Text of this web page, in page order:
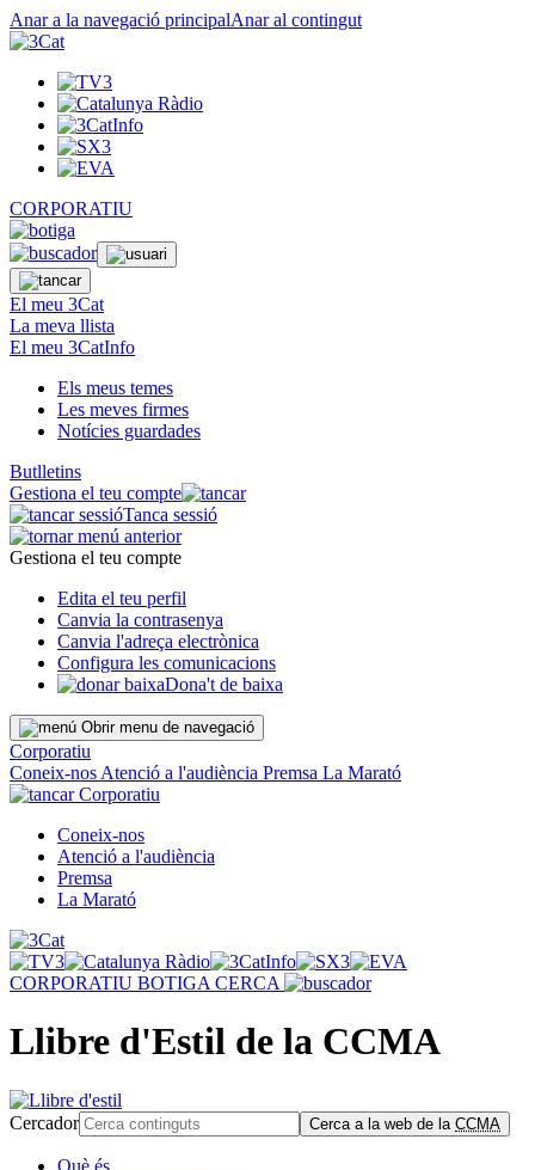
Anar a la navegació principalAnar al contingut
CORPORATIU
El meu 3Cat
La meva llista
El meu 3CatInfo
Els meus temes
Les meves firmes
Notícies guardades
Butlletins
Gestiona el teu compte
Tanca sessió
Gestiona el teu compte
Edita el teu perfil
Canvia la contrasenya
Canvia l'adreça electrònica
Configura les comunicacions
Dona't de baixa
Obrir menu de navegació
Corporatiu
Coneix-nos Atenció a l'audiència Premsa La Marató
Corporatiu
Coneix-nos
Atenció a l'audiència
Premsa
La Marató
CORPORATIU BOTIGA CERCA
Llibre d'Estil de la CCMA
Cercador Cerca a la web de la CCMA
Què és